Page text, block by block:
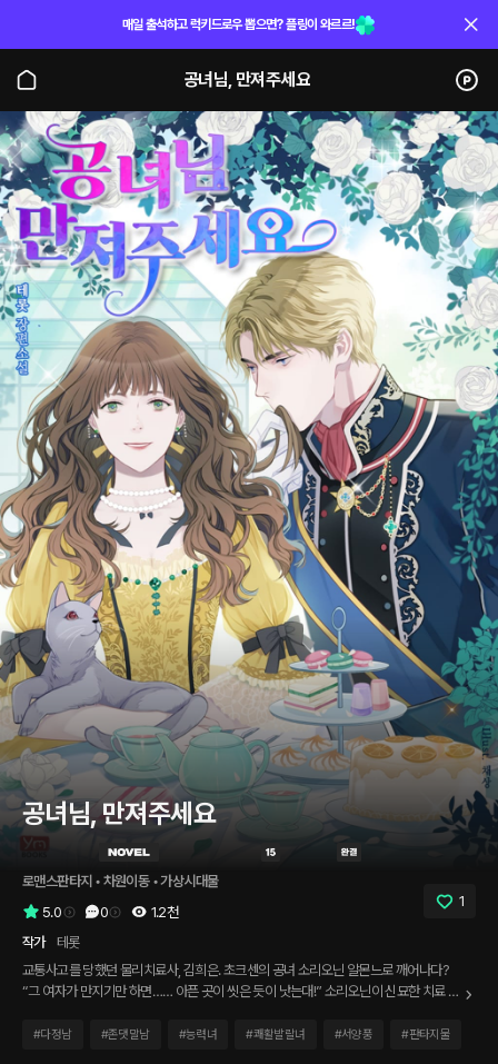
매일 출석하고 럭키드로우 뽑으면? 플링이 와르르!
공녀님, 만져주세요
공녀님, 만져주세요
로맨스판타지 • 차원이동 • 가상시대물
5.0
0 1.2천
1
작가
테롯
교통사고를 당했던 물리치료사, 김희은. 초크센의 공녀 소리오닌 알몬느로 깨어나다?
“그 여자가 만지기만 하면…… 아픈 곳이 씻은 듯이 낫는대!” 소리오닌이 신묘한 치료 능
로 밝혀져 충격을 주고! “에리한 님, 다음에 제가 더 만져 드려야겠어요.” “역시 소리오닌
#다정남 #존댓말남 #능력녀 #쾌활발랄녀 #서양풍 #판타지물